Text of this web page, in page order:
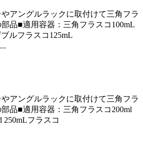
アングルラックに取付けて三角フラ
品■適用容器：三角フラスコ100mL
ルフラスコ125mL
アングルラックに取付けて三角フラ
品■適用容器：三角フラスコ200ml
250mLフラスコ